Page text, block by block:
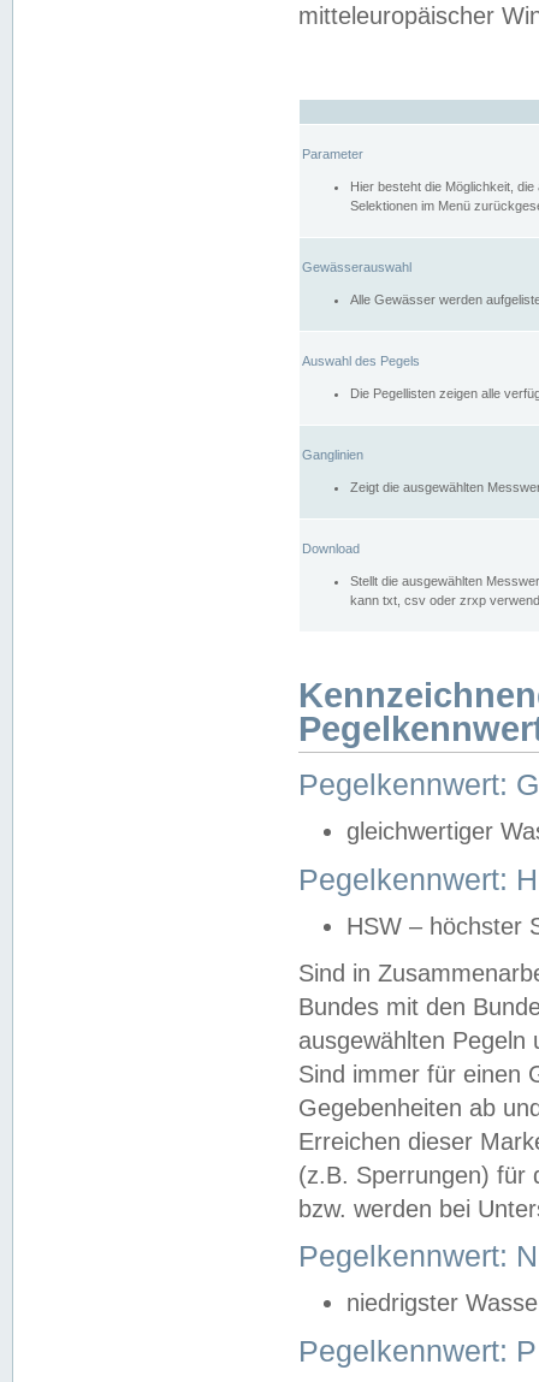
mitteleuropäischer
Parameter
Hier besteht die Möglichkeit,
Selektionen im Menü
Gewässerauswahl
Alle Gewässer werden
Auswahl des Pegels
Die Pegellisten zeigen alle
Ganglinien
Zeigt die ausgewählten
Download
Stellt die ausgewählten
kann txt, csv oder zrxp
Pegelkennwert:
gleichwertiger
Pegelkennwert:
HSW – höchster
Sind in
Bundes mit den
ausgewählten
Sind immer für einen
Gegebenheiten ab
Erreichen dieser
(z.B. Sperrungen) für
bzw. werden bei
Pegelkennwert:
niedrigster
Pegelkennwert: